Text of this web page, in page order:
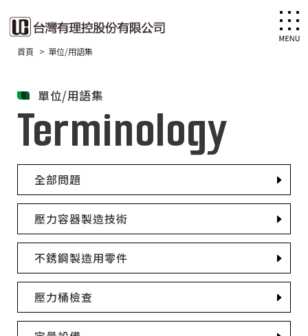
首頁 單位/用語集
單位/用語集
Terminology
全部問題
壓力容器製造技術
不銹鋼製造用零件
壓力桶檢查